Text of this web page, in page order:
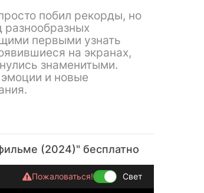
побил рекорды, но
разнообразных
первыми узнать
на экранах,
знаменитыми.
и новые
(2024)" бесплатно
Пожаловаться! Свет